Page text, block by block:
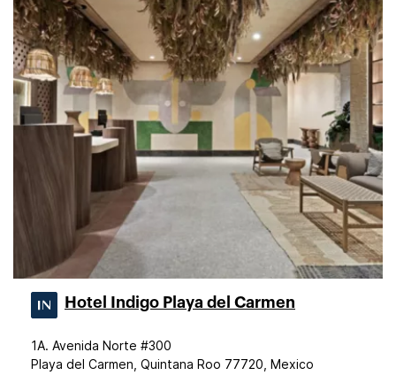
Hotel Indigo Playa del Carmen
1A. Avenida Norte #300
Playa del Carmen, Quintana Roo 77720, Mexico